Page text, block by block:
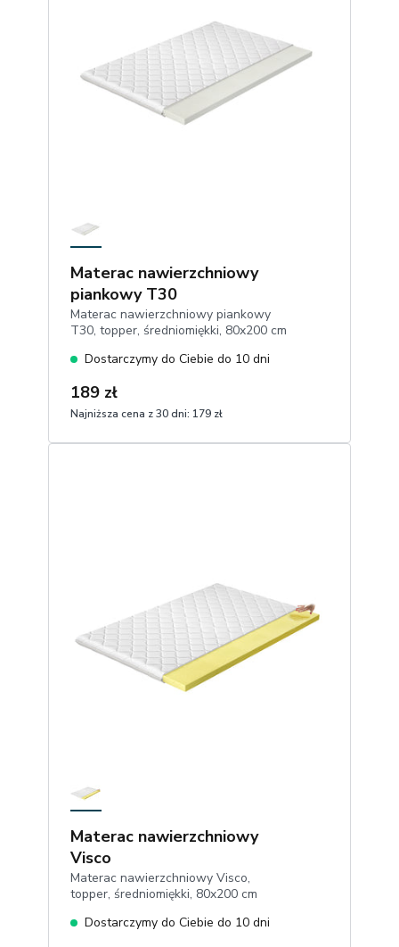
Materac nawierzchniowy
piankowy T30
Materac nawierzchniowy piankowy
T30, topper, średniomiękki, 80x200 cm
Dostarczymy do Ciebie do 10 dni
189 zł
Najniższa cena z 30 dni: 179 zł
1
Materac nawierzchniowy
Visco
Materac nawierzchniowy Visco,
topper, średniomiękki, 80x200 cm
Dostarczymy do Ciebie do 10 dni